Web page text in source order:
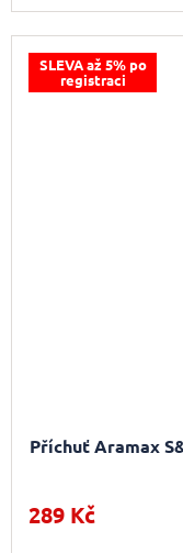
SLEVA až 5% po
registraci
Příchuť Aramax
289 Kč